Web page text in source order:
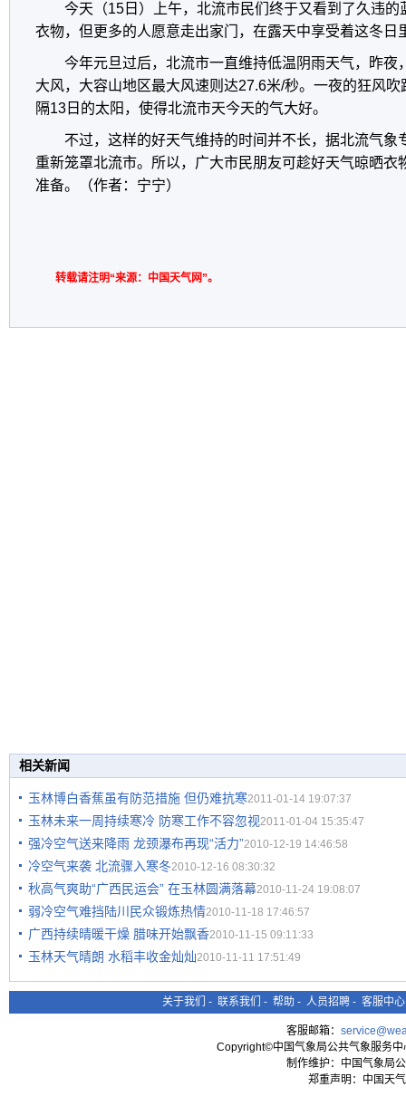
今天（15日）上午，北流市民们终于又看到了久违
衣物，但更多的人愿意走出家门，在露天中享受着这冬日
今年元旦过后，北流市一直维持低温阴雨天气，昨夜
大风，大容山地区最大风速则达27.6米/秒。一夜的狂风
隔13日的太阳，使得北流市天今天的气大好。
不过，这样的好天气维持的时间并不长，据北流气象
重新笼罩北流市。所以，广大市民朋友可趁好天气晾晒衣
准备。（作者：宁宁）
转载请注明“来源：中国天气网”。
相关新闻
玉林博白香蕉虽有防范措施 但仍难抗寒2011-01-14 19:07:37
玉林未来一周持续寒冷 防寒工作不容忽视2011-01-04 15:35:47
强冷空气送来降雨 龙颈瀑布再现“活力”2010-12-19 14:46:58
冷空气来袭 北流骤入寒冬2010-12-16 08:30:32
秋高气爽助“广西民运会” 在玉林圆满落幕2010-11-24 19:08:07
弱冷空气难挡陆川民众锻炼热情2010-11-18 17:46:57
广西持续晴暖干燥 腊味开始飘香2010-11-15 09:11:33
玉林天气晴朗 水稻丰收金灿灿2010-11-11 17:51:49
关于我们 - 联系我们 - 帮助 - 人员招聘 - 客服中心
客服邮箱：
Copyright©中国气象局公共气象服务
制作维护：中国气象局
郑重声明：中国天